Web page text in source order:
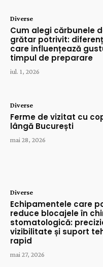
Diverse
Cum alegi cărbunele
grătar potrivit:
care influențează
timpul de preparare
iul. 1, 2026
Diverse
Ferme de vizitat cu
lângă București
mai 28, 2026
Diverse
Echipamentele care
reduce blocajele în
stomatologică:
vizibilitate și suport
rapid
mai 27, 2026